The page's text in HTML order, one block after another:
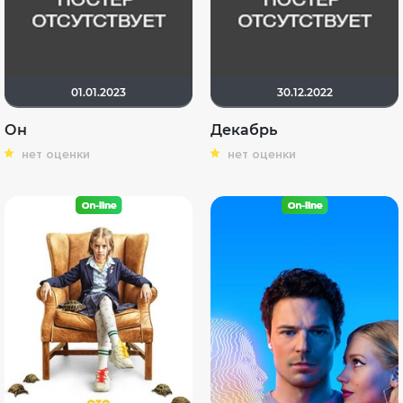
01.01.2023
Он
нет оценки
30.12.2022
Декабрь
нет оценки